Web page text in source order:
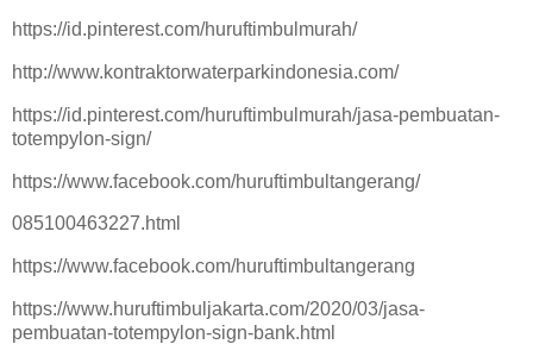
https://id.pinterest.com/huruftimbulmurah/
http://www.kontraktorwaterparkindonesia.com/
https://id.pinterest.com/huruftimbulmurah/jasa-pembuatan-
totempylon-sign/
https://www.facebook.com/huruftimbultangerang/
085100463227.html
https://www.facebook.com/huruftimbultangerang
https://www.huruftimbuljakarta.com/2020/03/jasa-
pembuatan-totempylon-sign-bank.html